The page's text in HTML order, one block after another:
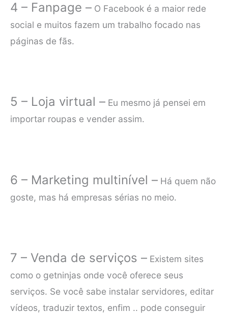
4 – Fanpage – O Facebook é a maior rede
social e muitos fazem um trabalho focado nas
páginas de fãs.
5 – Loja virtual – Eu mesmo já pensei em
importar roupas e vender assim.
6 – Marketing multinível – Há quem não
goste, mas há empresas sérias no meio.
7 – Venda de serviços – Existem sites
como o getninjas onde você oferece seus
serviços. Se você sabe instalar servidores, editar
vídeos, traduzir textos, enfim .. pode conseguir